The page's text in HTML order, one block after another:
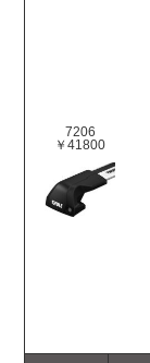
7206
￥41800